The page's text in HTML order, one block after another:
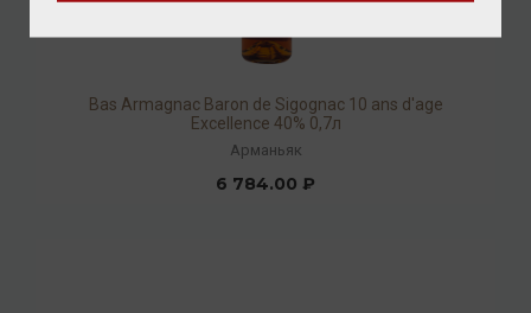
Bas Armagnac Baron de Sigognac 10 ans d'age
Excellence 40% 0,7л
Арманьяк
6 784.00 ₽